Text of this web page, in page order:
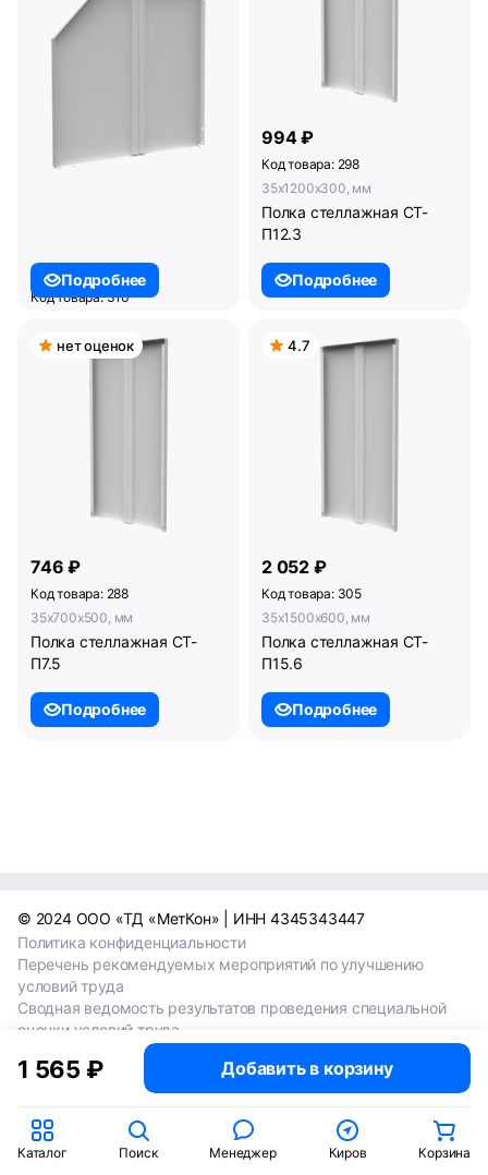
1 565 ₽ Добавить в корзину
3 375 ₽
Код товара: 310
Полка угловая СТ-ПУ8.10
Подробнее
994 ₽
Код товара: 298
35x1200x300, мм
Полка стеллажная СТ-
П12.3
Подробнее
нет оценок
746 ₽
Код товара: 288
35x700x500, мм
Полка стеллажная СТ-
П7.5
Подробнее
4.7
2 052 ₽
Код товара: 305
35x1500x600, мм
Полка стеллажная СТ-
П15.6
Подробнее
© 2024 ООО «ТД «МетКон» | ИНН 4345343447
Политика конфиденциальности
Перечень рекомендуемых мероприятий по улучшению
условий труда
Сводная ведомость результатов проведения специальной
оценки условий труда
Сводная ведомость результатов проведения специальной
оценки условий труда 2024
Сводная ведомость результатов проведения специальной
оценки условий труда 2025
Каталог Поиск Менеджер Киров Корзина